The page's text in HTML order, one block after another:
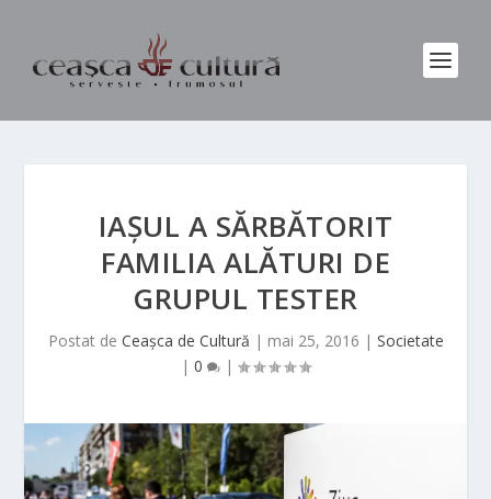
IAȘUL A SĂRBĂTORIT
FAMILIA ALĂTURI DE
GRUPUL TESTER
Postat de Ceașca de Cultură | mai 25, 2016 | Societate
| 0 |